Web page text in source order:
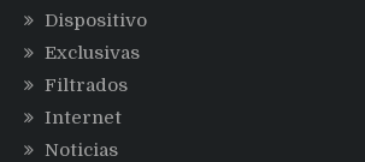
Dispositivo
Exclusivas
Filtrados
Internet
Noticias